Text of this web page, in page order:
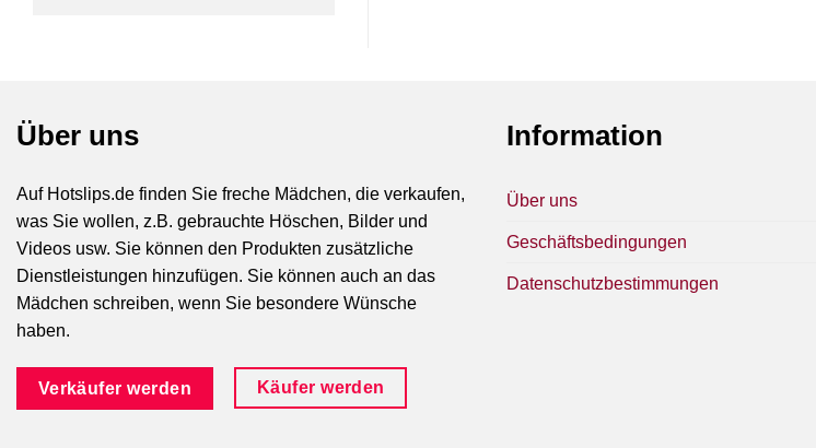
Über uns
Auf Hotslips.de finden Sie freche Mädchen, die verkaufen,
was Sie wollen, z.B. gebrauchte Höschen, Bilder und
Videos usw. Sie können den Produkten zusätzliche
Dienstleistungen hinzufügen. Sie können auch an das
Mädchen schreiben, wenn Sie besondere Wünsche
haben.
Verkäufer werden Käufer werden
Information
Über uns
Geschäftsbedingungen
Datenschutzbestimmungen